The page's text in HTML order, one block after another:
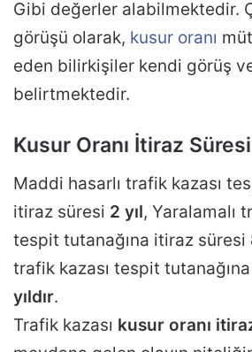
Gibi değerler alabilmektedir.
görüşü olarak, kusur oranı
eden bilirkişiler kendi görüş
belirtmektedir.
Kusur Oranı İtiraz
Maddi hasarlı trafik kazası
itiraz süresi 2 yıl, Yaralamalı
tespit tutanağına itiraz süresi
trafik kazası tespit
yıldır.
Trafik kazası kusur oranı